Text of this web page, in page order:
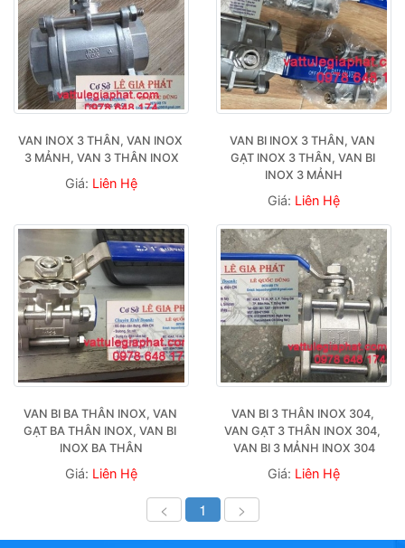
VAN INOX 3 THÂN, VAN INOX
3 MẢNH, VAN 3 THÂN INOX
Giá: Liên Hệ
VAN BI INOX 3 THÂN, VAN
GẠT INOX 3 THÂN, VAN BI
INOX 3 MẢNH
Giá: Liên Hệ
VAN BI BA THÂN INOX, VAN
GẠT BA THÂN INOX, VAN BI
INOX BA THÂN
Giá: Liên Hệ
VAN BI 3 THÂN INOX 304,
VAN GẠT 3 THÂN INOX 304,
VAN BI 3 MẢNH INOX 304
Giá: Liên Hệ
< 1 >